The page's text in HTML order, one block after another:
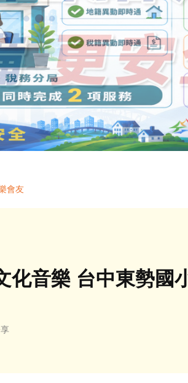
會友
化音樂 台中東勢國